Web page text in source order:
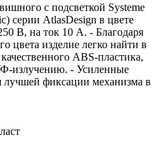
с подсветкой Systeme
серии AtlasDesign в цвете
В, на ток 10 А. - Благодаря
цвета изделие легко найти в
ABS-пластика,
излучению. - Усиленные
фиксации механизма в